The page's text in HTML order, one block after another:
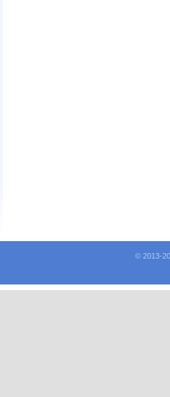
© 2013-